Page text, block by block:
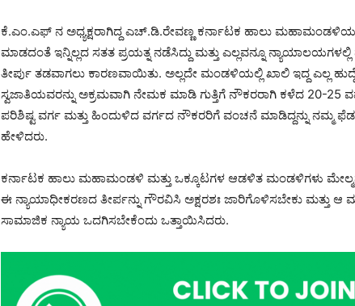
ಕೆ.ಎಂ.ಎಫ್ ನ ಅಧ್ಯಕ್ಷರಾಗಿದ್ದ ಎಚ್.ಡಿ.ರೇವಣ್ಣ ಕರ್ನಾಟಕ ಹಾಲು
ಮಾಡದಂತೆ ಇನ್ನಿಲ್ಲದ ಸತತ ಪ್ರಯತ್ನ ನಡೆಸಿದ್ದು ಮತ್ತು ಎಲ್ಲವನ್ನೂ
ತೀರ್ಪು ತಡವಾಗಲು ಕಾರಣವಾಯಿತು. ಅಲ್ಲದೇ ಮಂಡಳಿಯಲ್ಲಿ ಖಾಲಿ ಇದ್ದ ಎಲ್ಲ
ಸ್ವಜಾತಿಯವರನ್ನು ಅಕ್ರಮವಾಗಿ ನೇಮಕ ಮಾಡಿ ಗುತ್ತಿಗೆ ನೌಕರರಾಗಿ ಕಳೆದ 20-25
ಪರಿಶಿಷ್ಟ ವರ್ಗ ಮತ್ತು ಹಿಂದುಳಿದ ವರ್ಗದ ನೌಕರರಿಗೆ ವಂಚನೆ ಮಾಡಿದ್ದನ್ನು ನಮ್ಮ
ಹೇಳಿದರು.
ಕರ್ನಾಟಕ ಹಾಲು ಮಹಾಮಂಡಳಿ ಮತ್ತು ಒಕ್ಕೂಟಗಳ ಆಡಳಿತ ಮಂಡಳಿಗಳು
ಈ ನ್ಯಾಯಾಧೀಕರಣದ ತೀರ್ಪನ್ನು ಗೌರವಿಸಿ ಅಕ್ಷರಶಃ ಜಾರಿಗೊಳಿಸಬೇಕು
ಸಾಮಾಜಿಕ ನ್ಯಾಯ ಒದಗಿಸಬೇಕೆಂದು ಒತ್ತಾಯಿಸಿದರು.